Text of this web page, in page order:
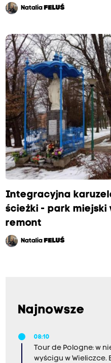
Natalia FELUŚ
Integracyjna
ścieżki - park miejski
remont
Natalia FELUŚ
Najnowsze
08:10
Tour de Pologne: w
wyścigu w